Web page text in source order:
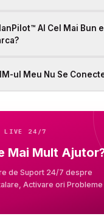
AI Cel Mai Bun
ul Meu Nu Se
LIVE 24/7
Mai Mult
de Suport 24/7 despre
Activare ori Probleme